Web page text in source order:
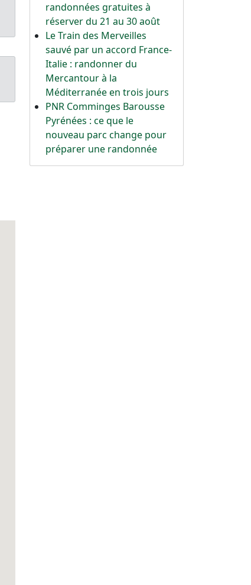
randonnées gratuites à
réserver du 21 au 30 août
Le Train des Merveilles
sauvé par un accord France-
Italie : randonner du
Mercantour à la
Méditerranée en trois jours
PNR Comminges Barousse
Pyrénées : ce que le
nouveau parc change pour
préparer une randonnée